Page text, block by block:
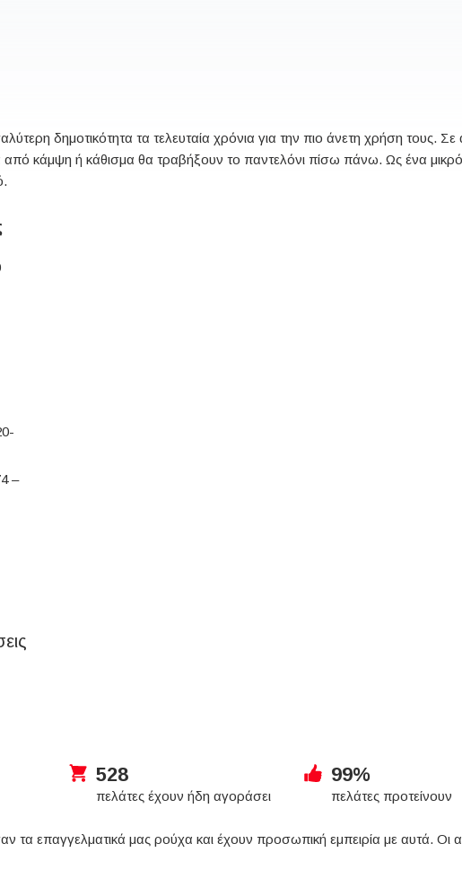
δημοτικότητα τα τελευταία χρόνια για την πιο άνετη χρήση τους.
από κάμψη ή κάθισμα θα τραβήξουν το παντελόνι πίσω πάνω. Ως ένα
–
528
πελάτες έχουν ήδη αγοράσει
99%
πελάτες προτείνουν
τα επαγγελματικά μας ρούχα και έχουν προσωπική εμπειρία με αυτά. Οι